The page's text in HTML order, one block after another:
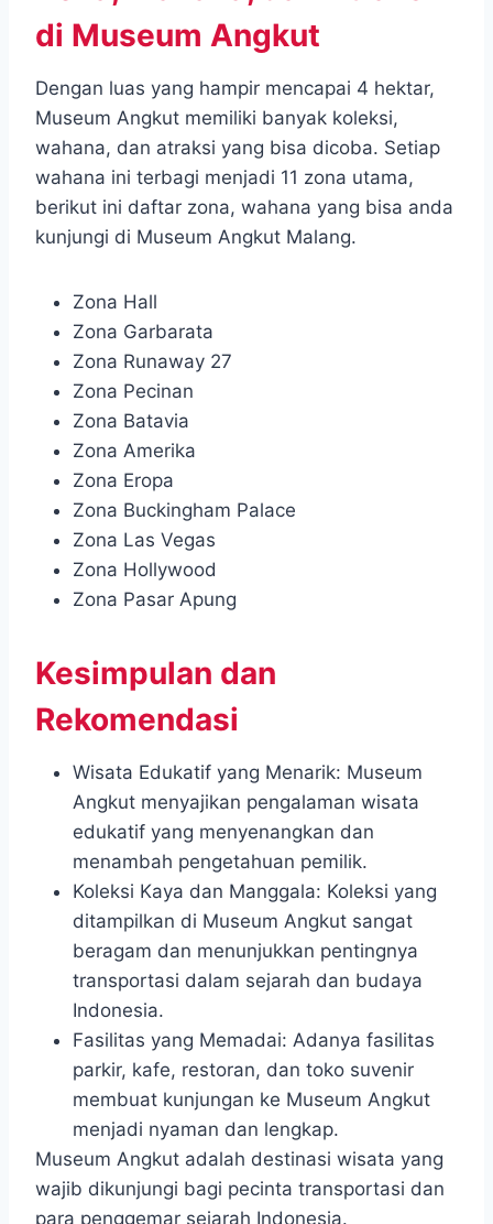
di Museum Angkut
Dengan luas yang hampir mencapai 4 hektar,
Museum Angkut memiliki banyak koleksi,
wahana, dan atraksi yang bisa dicoba. Setiap
wahana ini terbagi menjadi 11 zona utama,
berikut ini daftar zona, wahana yang bisa anda
kunjungi di Museum Angkut Malang.
Zona Hall
Zona Garbarata
Zona Runaway 27
Zona Pecinan
Zona Batavia
Zona Amerika
Zona Eropa
Zona Buckingham Palace
Zona Las Vegas
Zona Hollywood
Zona Pasar Apung
Kesimpulan dan
Rekomendasi
Wisata Edukatif yang Menarik: Museum
Angkut menyajikan pengalaman wisata
edukatif yang menyenangkan dan
menambah pengetahuan pemilik.
Koleksi Kaya dan Manggala: Koleksi yang
ditampilkan di Museum Angkut sangat
beragam dan menunjukkan pentingnya
transportasi dalam sejarah dan budaya
Indonesia.
Fasilitas yang Memadai: Adanya fasilitas
parkir, kafe, restoran, dan toko suvenir
membuat kunjungan ke Museum Angkut
menjadi nyaman dan lengkap.
Museum Angkut adalah destinasi wisata yang
wajib dikunjungi bagi pecinta transportasi dan
para penggemar sejarah Indonesia.